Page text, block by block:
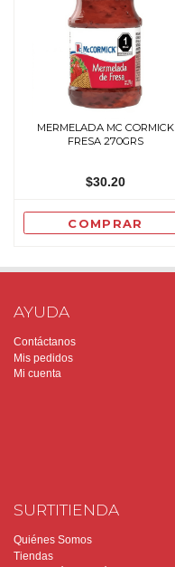
MERMELADA MC CORMICK
FRESA 270GRS
$30.20
COMPRAR
AYUDA
Contáctanos
Mis pedidos
Mi cuenta
SURTITIENDA
Quiénes Somos
Tiendas